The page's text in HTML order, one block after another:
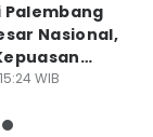
Palembang
Nasional,
WIB